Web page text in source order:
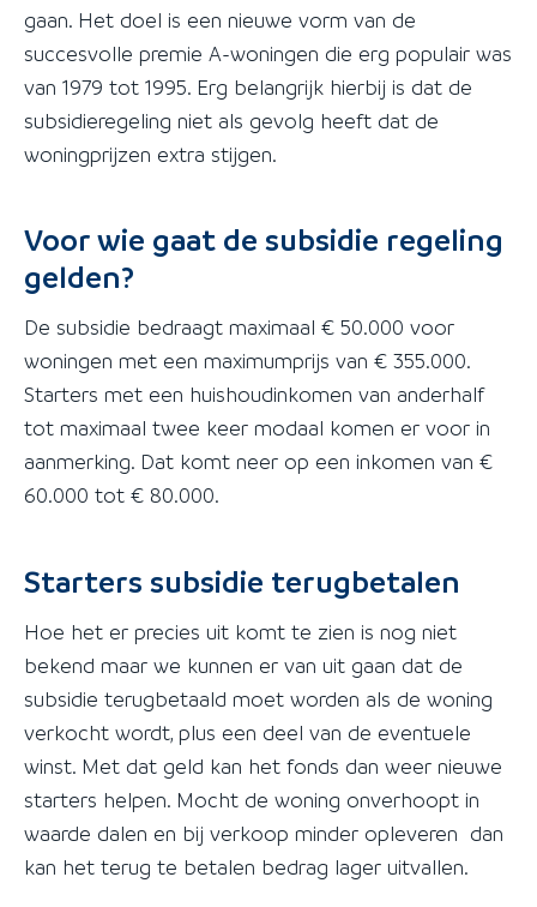
gaan. Het doel is een nieuwe vorm van de
succesvolle premie A-woningen die erg populair was
van 1979 tot 1995. Erg belangrijk hierbij is dat de
subsidieregeling niet als gevolg heeft dat de
woningprijzen extra stijgen.
Voor wie gaat de subsidie regeling
gelden?
De subsidie bedraagt maximaal € 50.000 voor
woningen met een maximumprijs van € 355.000.
Starters met een huishoudinkomen van anderhalf
tot maximaal twee keer modaal komen er voor in
aanmerking. Dat komt neer op een inkomen van €
60.000 tot € 80.000.
Starters subsidie terugbetalen
Hoe het er precies uit komt te zien is nog niet
bekend maar we kunnen er van uit gaan dat de
subsidie terugbetaald moet worden als de woning
verkocht wordt, plus een deel van de eventuele
winst. Met dat geld kan het fonds dan weer nieuwe
starters helpen. Mocht de woning onverhoopt in
waarde dalen en bij verkoop minder opleveren dan
kan het terug te betalen bedrag lager uitvallen.